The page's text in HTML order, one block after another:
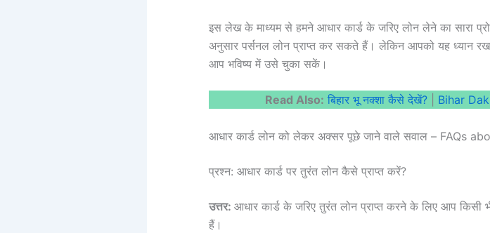
इस लेख के माध्यम से हमने आधार कार्ड के जरिए लोन लेने का सारा
अनुसार पर्सनल लोन प्राप्त कर सकते हैं। लेकिन आपको यह ध्यान
आप भविष्य में उसे चुका सकें।
Read Also: बिहार भू नक्शा कैसे देखें?| Bihar
आधार कार्ड लोन को लेकर अक्सर पूछे जाने वाले सवाल – FAQs
प्रश्न: आधार कार्ड पर तुरंत लोन कैसे प्राप्त करें?
उत्तर: आधार कार्ड के जरिए तुरंत लोन प्राप्त करने के लिए आप
हैं।